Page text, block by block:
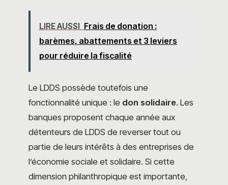
LIRE AUSSI Frais de donation :
barèmes, abattements et 3 leviers
pour réduire la fiscalité
Le LDDS possède toutefois une
fonctionnalité unique : le don solidaire. Les
banques proposent chaque année aux
détenteurs de LDDS de reverser tout ou
partie de leurs intérêts à des entreprises de
l’économie sociale et solidaire. Si cette
dimension philanthropique est importante,